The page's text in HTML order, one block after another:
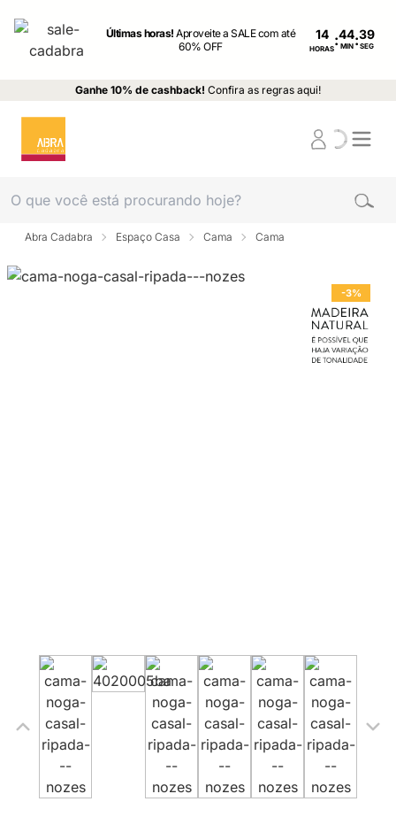
Últimas horas!Aproveite a SALE com até
60% OFF
14
HORAS: MIN : SEG
Ganhe 10% de cashback! Confira as regras aqui!
Abra Cadabra Espaço Casa Cama Cama
-3%